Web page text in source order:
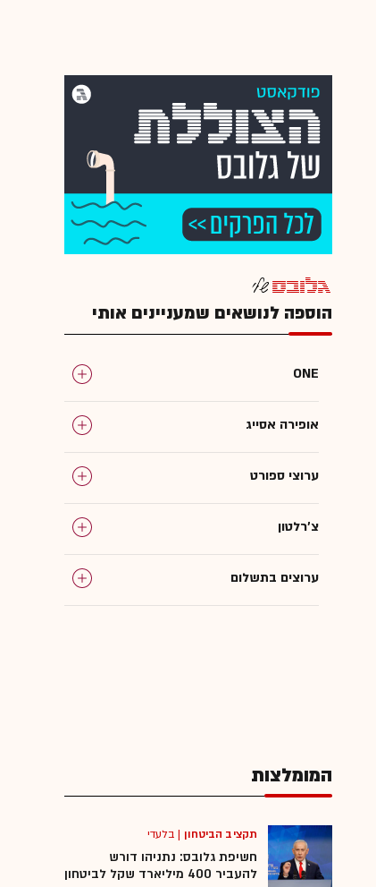
הוספה לנושאים שמעניינים אותי
ONE
אופירה אסייג
ערוצי ספורט
צ'רלטון
ערוצים בתשלום
המומלצות
תקציב הביטחון |בלעדי
חשיפת גלובס: נתניהו דורש
להעביר 400 מיליארד שקל לביטחון